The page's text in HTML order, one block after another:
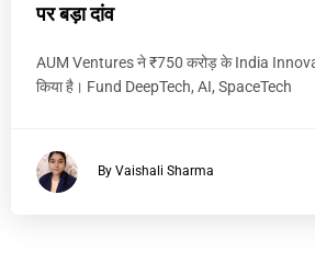
पर बड़ा दांव
AUM Ventures ने ₹750 करोड़ के India
किया है। Fund DeepTech, AI, SpaceTech
By Vaishali Sharma